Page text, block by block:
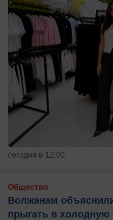
сегодня в 12:00
Общество
Волжанам
прыгать в